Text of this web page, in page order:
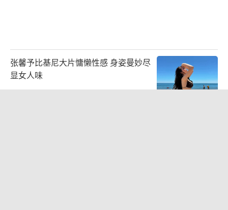
张馨予比基尼大片慵懒性感 身姿曼妙尽
显女人味
2026-07-30 13:39:23